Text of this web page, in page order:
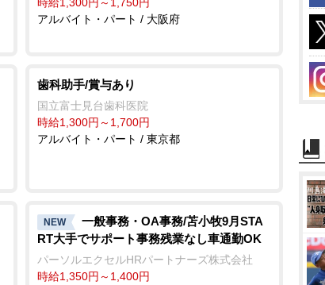
アルバイト・パート / 大阪府
歯科助手/賞与あり
国立富士見台歯科医院
時給1,300円～1,700円
アルバイト・パート / 東京都
NEW
一般事務・OA事務/苫小牧9月STA
RT大手でサポート事務残業なし車通勤OK
パーソルエクセルHRパートナーズ株式会社
時給1,350円～1,400円